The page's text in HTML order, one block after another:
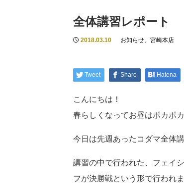
全体講習レポート
2018.03.10 お知らせ、 宮崎本店
Tweet Share Hatena
こんにちは！
春らしくなってお昼はポカポ
今日は先週あったコダマ全体
講習の中で行われた、フェイ
フが決勝戦という形で行われま